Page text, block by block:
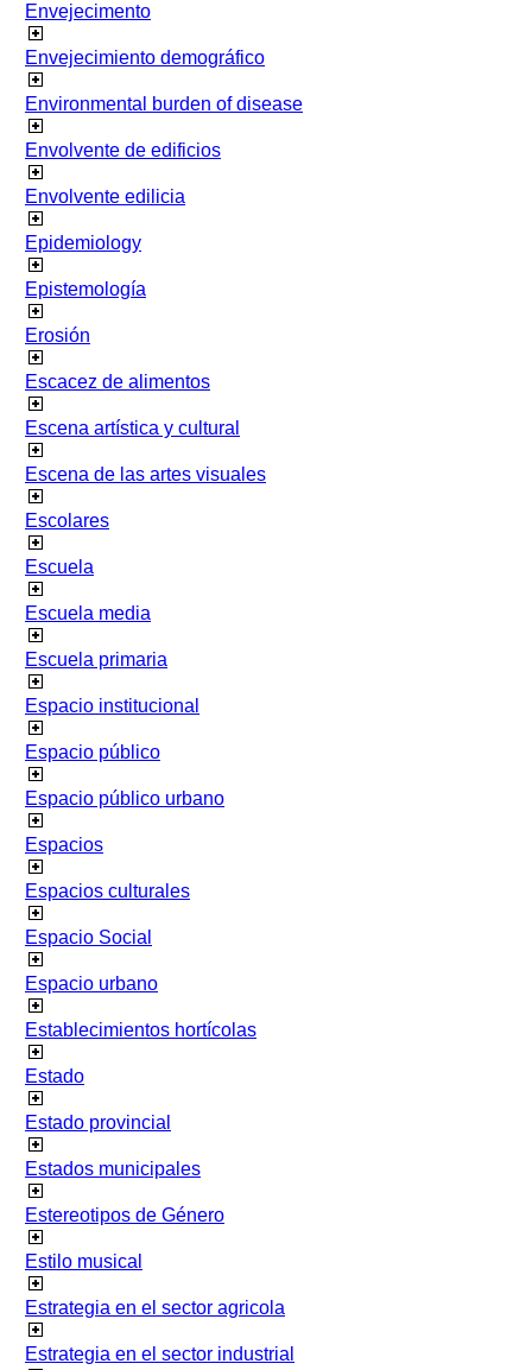
Envejecimento
Envejecimiento demográfico
Environmental burden of disease
Envolvente de edificios
Envolvente edilicia
Epidemiology
Epistemología
Erosión
Escacez de alimentos
Escena artística y cultural
Escena de las artes visuales
Escolares
Escuela
Escuela media
Escuela primaria
Espacio institucional
Espacio público
Espacio público urbano
Espacios
Espacios culturales
Espacio Social
Espacio urbano
Establecimientos hortícolas
Estado
Estado provincial
Estados municipales
Estereotipos de Género
Estilo musical
Estrategia en el sector agricola
Estrategia en el sector industrial